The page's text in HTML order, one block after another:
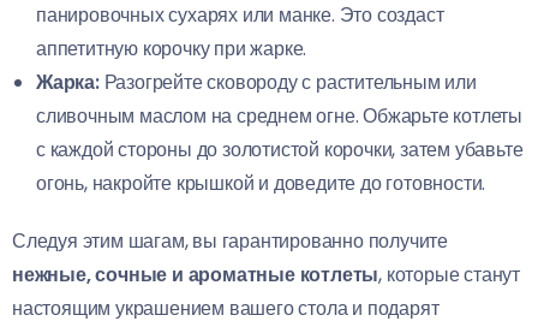
панировочных сухарях или манке. Это создаст
аппетитную корочку при жарке.
Жарка:Разогрейте сковороду с растительным или
сливочным маслом на среднем огне. Обжарьте котлеты
с каждой стороны до золотистой корочки, затем убавьте
огонь, накройте крышкой и доведите до готовности.
Следуя этим шагам, вы гарантированно получите
нежные, сочные и ароматные котлеты, которые станут
настоящим украшением вашего стола и подарят